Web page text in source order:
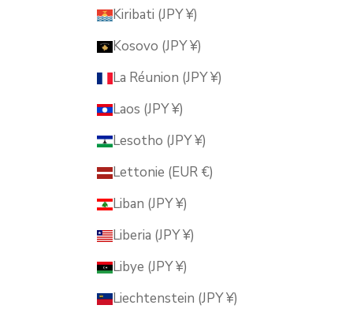
Kiribati (JPY ¥)
Kosovo (JPY ¥)
La Réunion (JPY ¥)
Laos (JPY ¥)
Lesotho (JPY ¥)
Lettonie (EUR €)
Liban (JPY ¥)
Liberia (JPY ¥)
Libye (JPY ¥)
Liechtenstein (JPY ¥)